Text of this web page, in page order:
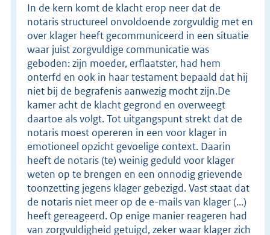
In de kern komt de klacht erop neer dat de
notaris structureel onvoldoende zorgvuldig met en
over klager heeft gecommuniceerd in een situatie
waar juist zorgvuldige communicatie was
geboden: zijn moeder, erflaatster, had hem
onterfd en ook in haar testament bepaald dat hij
niet bij de begrafenis aanwezig mocht zijn.De
kamer acht de klacht gegrond en overweegt
daartoe als volgt. Tot uitgangspunt strekt dat de
notaris moest opereren in een voor klager in
emotioneel opzicht gevoelige context. Daarin
heeft de notaris (te) weinig geduld voor klager
weten op te brengen en een onnodig grievende
toonzetting jegens klager gebezigd. Vast staat dat
de notaris niet meer op de e-mails van klager (...)
heeft gereageerd. Op enige manier reageren had
van zorgvuldigheid getuigd, zeker waar klager zich